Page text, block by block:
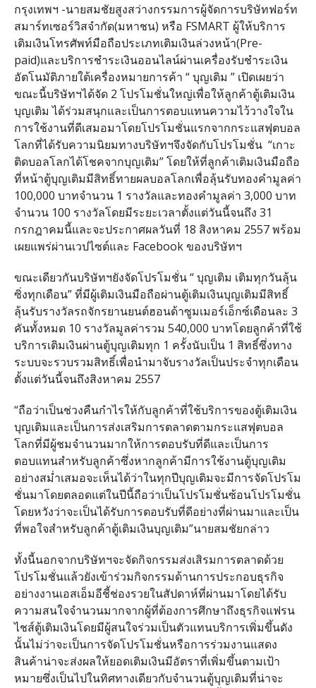
กรุงเทพฯ -นายสมชัยสูงสว่างกรรมการผู้จัดการบริษัทฟอร์ท
สมาร์ทเซอร์วิสจำกัด(มหาชน) หรือ FSMART ผู้ให้บริการ
เติมเงินโทรศัพท์มือถือประเภทเติมเงินล่วงหน้า(Pre-
paid)และบริการชำระเงินออนไลน์ผ่านเครื่องรับชำระเงิน
อัตโนมัติภายใต้เครื่องหมายการค้า “ บุญเติม ” เปิดเผยว่า
ขณะนี้บริษัทฯได้จัด 2 โปรโมชั่นใหญ่เพื่อให้ลูกค้าตู้เติมเงิน
บุญเติม ได้ร่วมสนุกและเป็นการตอบแทนความไว้วางใจใน
การใช้งานที่ดีเสมอมาโดยโปรโมชั่นแรกจากกระแสฟุตบอล
โลกที่ได้รับความนิยมทางบริษัทฯจึงจัดกับโปรโมชั่น “เกาะ
ติดบอลโลกได้โชคจากบุญเติม” โดยให้ที่ลูกค้าเติมเงินมือถือ
ที่หน้าตู้บุญเติมมีสิทธิ์ทายผลบอลโลกเพื่อลุ้นรับทองคำมูลค่า
100,000 บาทจำนวน 1 รางวัลและทองคำมูลค่า 3,000 บาท
จำนวน 100 รางวัลโดยมีระยะเวลาตั้งแต่วันนี้จนถึง 31
กรกฎาคมนี้และจะประกาศผลวันที่ 18 สิงหาคม 2557 พร้อม
เผยแพร่ผ่านเวปไซต์และ Facebook ของบริษัทฯ
ขณะเดียวกันบริษัทฯยังจัดโปรโมชั่น “ บุญเติม เติมทุกวันลุ้น
ซิ่งทุกเดือน” ที่มีผู้เติมเงินมือถือผ่านตู้เติมเงินบุญเติมมีสิทธิ์
ลุ้นรับรางวัลรถจักรยานยนต์ฮอนด้าซูมเมอร์เอ็กซ์เดือนละ 3
คันทั้งหมด 10 รางวัลมูลค่ารวม 540,000 บาทโดยลูกค้าที่ใช้
บริการเติมเงินผ่านตู้บุญเติมทุก 1 ครั้งนับเป็น 1 สิทธิ์ซึ่งทาง
ระบบจะรวบรวมสิทธิ์เพื่อนำมาจับรางวัลเป็นประจำทุกเดือน
ตั้งแต่วันนี้จนถึงสิงหาคม 2557
“ถือว่าเป็นช่วงคืนกำไรให้กับลูกค้าที่ใช้บริการของตู้เติมเงิน
บุญเติมและเป็นการส่งเสริมการตลาดตามกระแสฟุตบอล
โลกที่มีผู้ชมจำนวนมากให้การตอบรับที่ดีและเป็นการ
ตอบแทนสำหรับลูกค้าซึ่งหากลูกค้ามีการใช้งานตู้บุญเติม
อย่างสม่ำเสมอจะเห็นได้ว่าในทุกปีบุญเติมจะมีการจัดโปรโม
ชั่นมาโดยตลอดแต่ในปีนี้ถือว่าเป็นโปรโมชั่นซ้อนโปรโมชั่น
โดยหวังว่าจะเป็นได้รับการตอบรับที่ดีอย่างที่ผ่านมาและเป็น
ที่พอใจสำหรับลูกค้าตู้เติมเงินบุญเติม”นายสมชัยกล่าว
ทั้งนี้นอกจากบริษัทฯจะจัดกิจกรรมส่งเสิรมการตลาดด้วย
โปรโมชั่นแล้วยังเข้าร่วมกิจกรรมด้านการประกอบธุรกิจ
อย่างงานเอสเอ็มอีชี้ช่องรวยในสัปดาห์ที่ผ่านมาโดยได้รับ
ความสนใจจำนวนมากจากผู้ที่ต้องการศึกษาถึงธุรกิจแฟรน
ไชส์ตู้เติมเงินโดยมีผู้สนใจร่วมเป็นตัวแทนบริการเพิ่มขึ้นดัง
นั้นไม่ว่าจะเป็นการจัดโปรโมชั่นหรือการร่วมงานแสดง
สินค้าน่าจะส่งผลให้ยอดเติมเงินมีอัตราที่เพิ่มขึ้นตามเป้า
หมายซึ่งเป็นไปในทิศทางเดียวกับจำนวนตู้บุญเติมที่น่าจะ